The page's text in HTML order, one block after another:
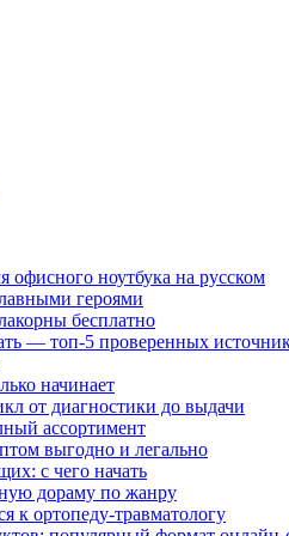
офисного ноутбука на русском
героями
бесплатно
— топ-5 проверенных
начинает
от диагностики до выдачи
ассортимент
выгодно и легально
с чего начать
дораму по жанру
к ортопеду-травматологу